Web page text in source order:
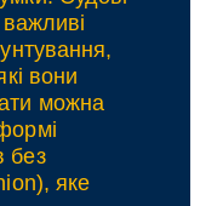
вони
можна
без
яке